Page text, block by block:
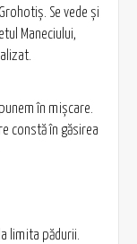
Se vede şi
Maneciului,
în mişcare.
constă în găsirea
limita pădurii.